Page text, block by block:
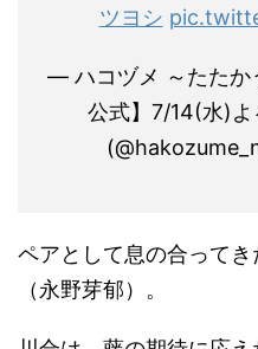
ツヨシ
— ハコヅメ ～たたか
公式】7/14(水)
ペアとして息の合って
（永野芽郁）。